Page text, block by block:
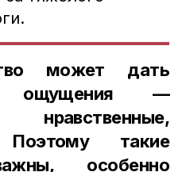
может дать
ощущения —
нравственные,
Поэтому такие
особенно